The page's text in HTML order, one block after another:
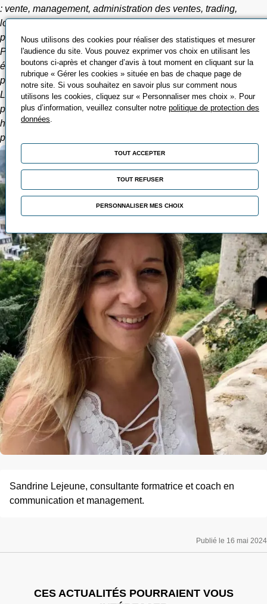
: vente, management, administration des ventes, trading,
logistique et éducation nationale, elle met son expérience au
profit des stagiaires en formation.
Passionnée par la relation humaine, elle accompagne
également les problématiques personnelles et
professionnelles, en coaching.
Le fil conducteur de son action : la qualité de la relation,
professionnelle et privée, que ce soit entre collègues, avec la
hiérarchie, avec les subordonnés, la famille ou même avec son
propre corps...
Sandrine Lejeune, consultante formatrice et coach en
communication et management.
Publié le 16 mai 2024
CES ACTUALITÉS POURRAIENT VOUS
Nous utilisons des cookies pour réaliser des statistiques et mesurer
l'audience du site. Vous pouvez exprimer vos choix en utilisant les
boutons ci-après et changer d’avis à tout moment en cliquant sur la
rubrique « Gérer les cookies » située en bas de chaque page de
notre site. Si vous souhaitez en savoir plus sur comment nous
utilisons les cookies, cliquez sur « Personnaliser mes choix ». Pour
plus d’information, veuillez consulter notre politique de protection des
données
TOUT ACCEPTER
TOUT REFUSER
PERSONNALISER MES CHOIX